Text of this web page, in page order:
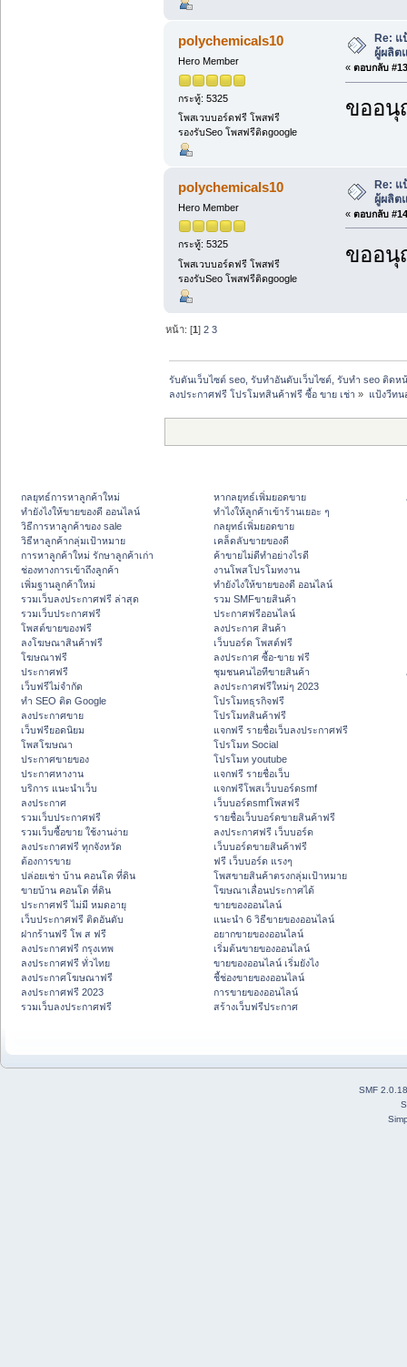
polychemicals10
Hero Member
กระทู้: 5325
โพสเวบบอร์ดฟรี โพสฟรี
รองรับSeo โพสฟรีติดgoogle
Re: แ
ผู้ผลิต
« ตอบกลับ
ขออนุ
polychemicals10
Hero Member
กระทู้: 5325
โพสเวบบอร์ดฟรี โพสฟรี
รองรับSeo โพสฟรีติดgoogle
Re: แ
ผู้ผลิต
« ตอบกลับ
ขออนุ
หน้า: [1]2 3
รับดันเว็บไซต์ seo, รับทำอันดับเว็บไซต์, รับทำ seo ติดห
ลงประกาศฟรี โปรโมทสินค้าฟรี ซื้อ ขาย เช่า » แป้งวีทน
กลยุทธ์การหาลูกค้าใหม่
ทํายังไงให้ขายของดี ออนไลน์
วิธีการหาลูกค้าของ sale
วิธีหาลูกค้ากลุ่มเป้าหมาย
การหาลูกค้าใหม่ รักษาลูกค้าเก่า
ช่องทางการเข้าถึงลูกค้า
เพิ่มฐานลูกค้าใหม่
รวมเว็บลงประกาศฟรี ล่าสุด
รวมเว็บประกาศฟรี
โพสต์ขายของฟรี
ลงโฆษณาสินค้าฟรี
โฆษณาฟรี
ประกาศฟรี
เว็บฟรีไม่จำกัด
ทำ SEO ติด Google
ลงประกาศขาย
เว็บฟรียอดนิยม
โพสโฆษณา
ประกาศขายของ
ประกาศหางาน
บริการ แนะนำเว็บ
ลงประกาศ
รวมเว็บประกาศฟรี
รวมเว็บซื้อขาย ใช้งานง่าย
ลงประกาศฟรี ทุกจังหวัด
ต้องการขาย
ปล่อยเช่า บ้าน คอนโด ที่ดิน
ขายบ้าน คอนโด ที่ดิน
ประกาศฟรี ไม่มี หมดอายุ
เว็บประกาศฟรี ติดอันดับ
ฝากร้านฟรี โพ ส ฟรี
ลงประกาศฟรี กรุงเทพ
ลงประกาศฟรี ทั่วไทย
ลงประกาศโฆษณาฟรี
ลงประกาศฟรี 2023
รวมเว็บลงประกาศฟรี
หากลยุทธ์เพิ่มยอดขาย
ทําไงให้ลูกค้าเข้าร้านเยอะ ๆ
กลยุทธ์เพิ่มยอดขาย
เคล็ดลับขายของดี
ค้าขายไม่ดีทำอย่างไรดี
งานโพสโปรโมทงาน
ทํายังไงให้ขายของดี ออนไลน์
รวม SMFขายสินค้า
ประกาศฟรีออนไลน์
ลงประกาศ สินค้า
เว็บบอร์ด โพสต์ฟรี
ลงประกาศ ซื้อ-ขาย ฟรี
ชุมชนคนไอทีขายสินค้า
ลงประกาศฟรีใหม่ๆ 2023
โปรโมทธุรกิจฟรี
โปรโมทสินค้าฟรี
แจกฟรี รายชื่อเว็บลงประกาศฟรี
โปรโมท Social
โปรโมท youtube
แจกฟรี รายชื่อเว็บ
แจกฟรีโพสเว็บบอร์ดsmf
เว็บบอร์ดsmfโพสฟรี
รายชื่อเว็บบอร์ดขายสินค้าฟรี
ลงประกาศฟรี เว็บบอร์ด
เว็บบอร์ดขายสินค้าฟรี
ฟรี เว็บบอร์ด แรงๆ
โพสขายสินค้าตรงกลุ่มเป้าหมาย
โฆษณาเลื่อนประกาศได้
ขายของออนไลน์
แนะนำ 6 วิธีขายของออนไลน์
อยากขายของออนไลน์
เริ่มต้นขายของออนไลน์
ขายของออนไลน์ เริ่มยังไง
ชี้ช่องขายของออนไลน์
การขายของออนไลน์
สร้างเว็บฟรีประกาศ
SMF 2.0.18